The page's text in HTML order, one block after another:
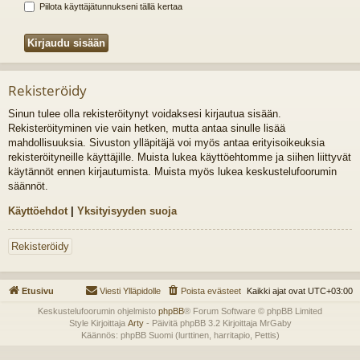
Piilota käyttäjätunnukseni tällä kertaa
Rekisteröidy
Sinun tulee olla rekisteröitynyt voidaksesi kirjautua sisään.
Rekisteröityminen vie vain hetken, mutta antaa sinulle lisää
mahdollisuuksia. Sivuston ylläpitäjä voi myös antaa erityisoikeuksia
rekisteröityneille käyttäjille. Muista lukea käyttöehtomme ja siihen liittyvät
käytännöt ennen kirjautumista. Muista myös lukea keskustelufoorumin
säännöt.
Käyttöehdot | Yksityisyyden suoja
Rekisteröidy
Etusivu Kaikki ajat ovat UTC+03:00
Poista evästeet
Viesti Ylläpidolle
Keskustelufoorumin ohjelmisto phpBB® Forum Software © phpBB Limited
Style Kirjoittaja Arty- Päivitä phpBB 3.2 Kirjoittaja MrGaby
Käännös: phpBB Suomi (lurttinen, harritapio, Pettis)